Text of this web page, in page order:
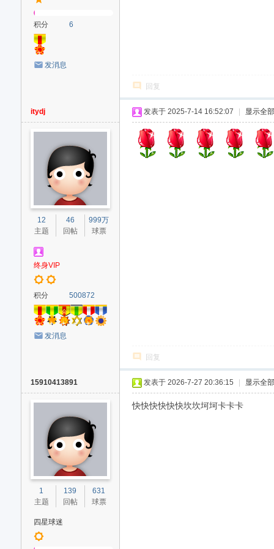
积分 6
发消息
回复
itydj
12
主题
46
回帖
999万
球票
终身VIP
积分 500872
发消息
发表于 2025-7-14 16:52:07 显示全
回复
15910413891
1
主题
139
回帖
631
球票
四星球迷
发表于 2026-7-27 20:36:15 显示全
快快快快快快坎坎坷坷卡卡卡